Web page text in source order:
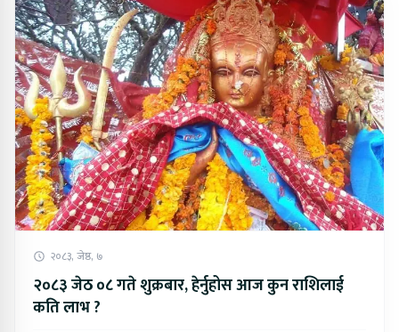
२०८३, जेष्ठ, ७
२०८३ जेठ ०८ गते शुक्रबार, हेर्नुहोस आज कुन राशिलाई
कति लाभ ?